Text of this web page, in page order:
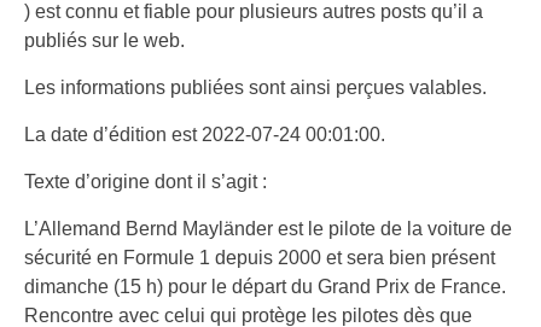
) est connu et fiable pour plusieurs autres posts qu’il a
publiés sur le web.
Les informations publiées sont ainsi perçues valables.
La date d’édition est 2022-07-24 00:01:00.
Texte d’origine dont il s’agit :
L’Allemand Bernd Mayländer est le pilote de la voiture de
sécurité en Formule 1 depuis 2000 et sera bien présent
dimanche (15 h) pour le départ du Grand Prix de France.
Rencontre avec celui qui protège les pilotes dès que